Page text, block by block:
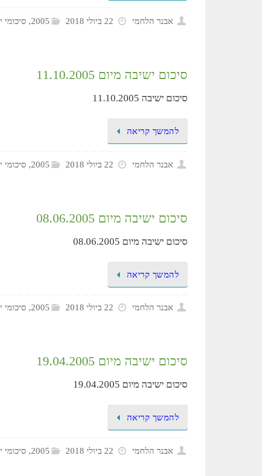
אבנר הלחמי 22 ביולי 2018 2005
, סיכומי
סיכום ישיבה מיום 11.10.2005
סיכום ישיבה 11.10.2005
להמשך קריאה
אבנר הלחמי 22 ביולי 2018 2005
, סיכומי
סיכום ישיבה מיום 08.06.2005
סיכום ישיבה מיום 08.06.2005
להמשך קריאה
אבנר הלחמי 22 ביולי 2018 2005
, סיכומי
סיכום ישיבה מיום 19.04.2005
סיכום ישיבה מיום 19.04.2005
להמשך קריאה
אבנר הלחמי 22 ביולי 2018 2005
, סיכומי